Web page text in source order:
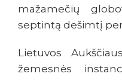
mažamečių
septintą dešimtį
Lietuvos
žemesnės